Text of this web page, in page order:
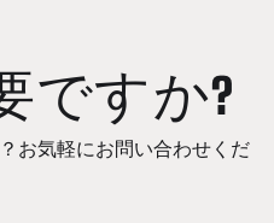
ですか?
お気軽にお問い合わせくだ